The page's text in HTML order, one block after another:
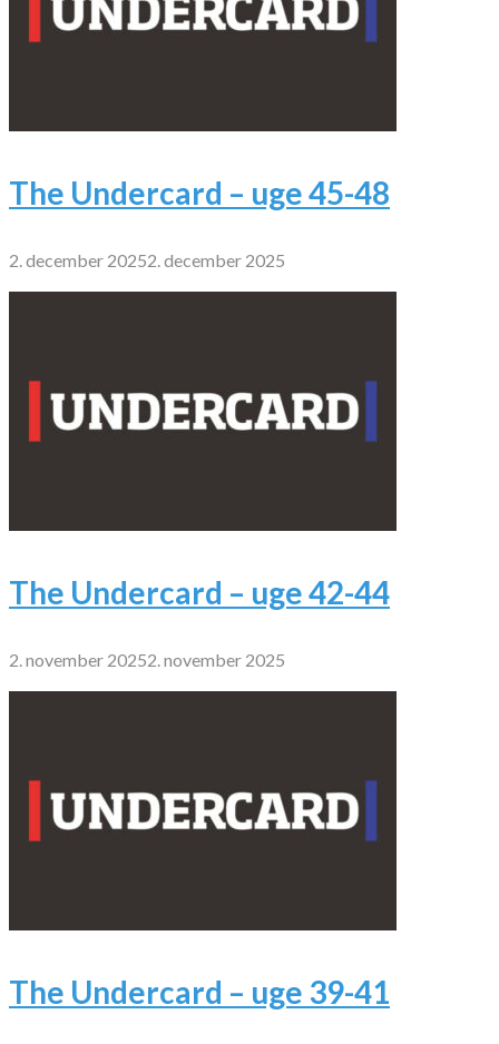
The Undercard – uge 45-48
2. december 20252. december 2025
The Undercard – uge 42-44
2. november 20252. november 2025
The Undercard – uge 39-41